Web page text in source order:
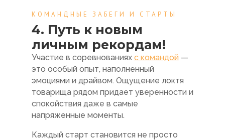
КОМАНДНЫЕ ЗАБЕГИ И СТАРТЫ
4. Путь к новым
личным рекордам!
Участие в соревнованиях с командой —
это особый опыт, наполненный
эмоциями и драйвом. Ощущение локтя
товарища рядом придает уверенности и
спокойствия даже в самые
напряженные моменты.
Каждый старт становится не просто